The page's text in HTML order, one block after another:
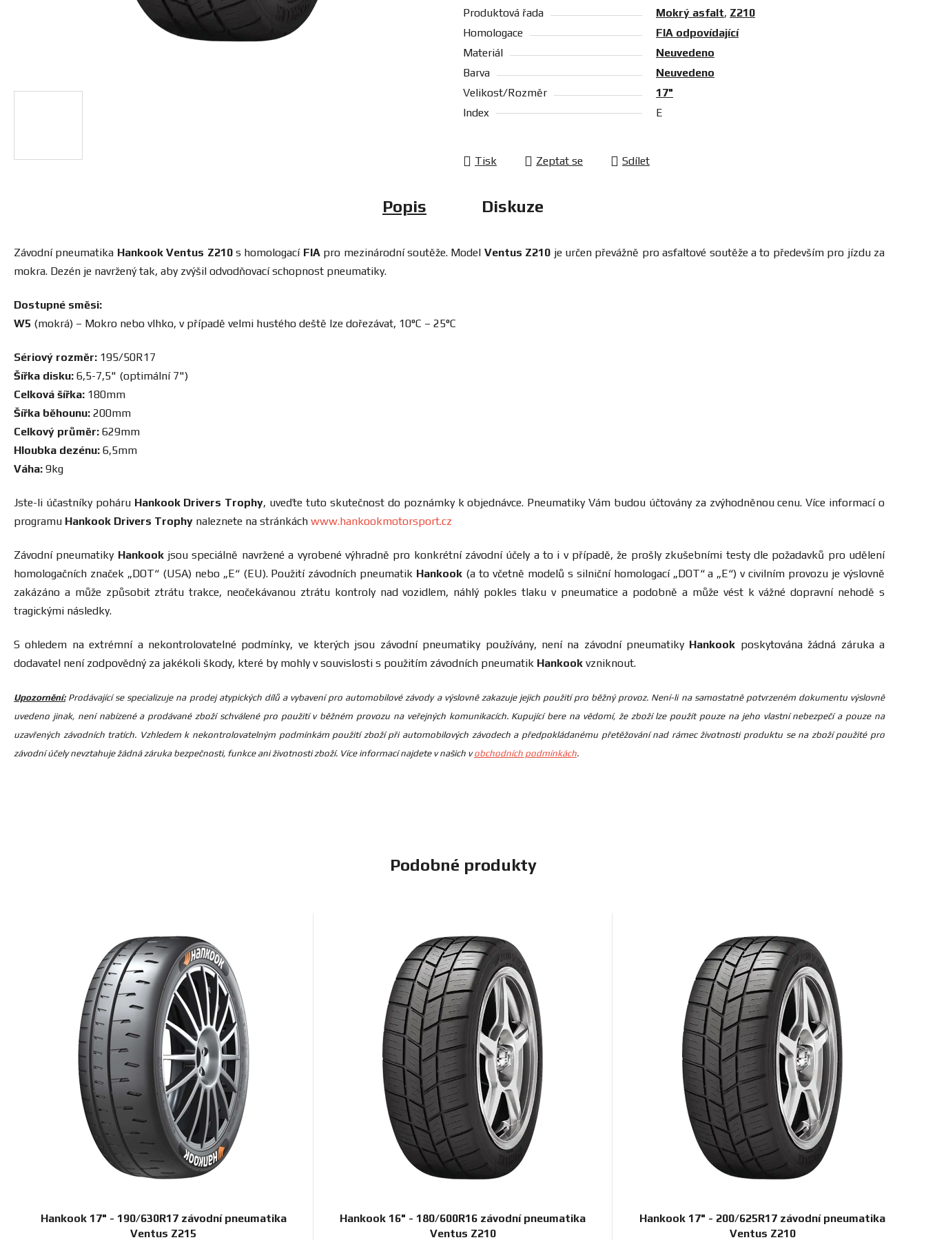
Produktová řada
Mokrý asfalt, Z210
Homologace
FIA odpovídající
Materiál
Neuvedeno
Barva
Neuvedeno
Velikost/Rozměr
17"
Index
E
Tisk Zeptat se Sdílet
Popis Diskuze
Závodní pneumatika Hankook Ventus Z210s homologací FIApro mezinárodní soutěže. Model Ventus Z210 je určen převážně pro asfaltové soutěže a to především pro jízdu za
mokra. Dezén je navržený tak, aby zvýšil odvodňovací schopnost pneumatiky.
Dostupné směsi:
W5 (mokrá) – Mokro nebo vlhko, v případě velmi hustého deště lze dořezávat, 10°C – 25°C
Sériový rozměr: 195/50R17
Šířka disku: 6,5-7,5" (optimální 7")
Celková šířka: 180mm
Šířka běhounu: 200mm
Celkový průměr: 629mm
Hloubka dezénu: 6,5mm
Váha: 9kg
Jste-li účastníky poháru Hankook Drivers Trophy, uveďte tuto skutečnost do poznámky k objednávce. Pneumatiky Vám budou účtovány za zvýhodněnou cenu. Více informací o
programu Hankook Drivers Trophy naleznete na stránkách www.hankookmotorsport.cz
Závodní pneumatiky Hankookjsou speciálně navržené a vyrobené výhradně pro konkrétní závodní účely a to i v případě, že prošly zkušebními testy dle požadavků pro udělení
homologačních značek „DOT“ (USA) nebo „E“ (EU). Použití závodních pneumatik Hankook (a to včetně modelů s silniční homologací „DOT“ a „E“) v civilním provozu je výslovně
zakázáno a může způsobit ztrátu trakce, neočekávanou ztrátu kontroly nad vozidlem, náhlý pokles tlaku v pneumatice a podobně a může vést k vážné dopravní nehodě s
tragickými následky.
S ohledem na extrémní a nekontrolovatelné podmínky, ve kterých jsou závodní pneumatiky používány, není na závodní pneumatiky Hankook poskytována žádná záruka a
dodavatel není zodpovědný za jakékoli škody, které by mohly v souvislosti s použitím závodních pneumatik Hankook vzniknout.
Upozornění:Prodávající se specializuje na prodej atypických dílů a vybavení pro automobilové závody a výslovně zakazuje jejich použití pro běžný provoz. Není-li na samostatně potvrzeném dokumentu výslovně
uvedeno jinak, není nabízené a prodávané zboží schválené pro použití v běžném provozu na veřejných komunikacích. Kupující bere na vědomí, že zboží lze použít pouze na jeho vlastní nebezpečí a pouze na
uzavřených závodních tratích. Vzhledem k nekontrolovatelným podmínkám použití zboží při automobilových závodech a předpokládanému přetěžování nad rámec životnosti produktu se na zboží použité pro
závodní účely nevztahuje žádná záruka bezpečnosti, funkce ani životnosti zboží. Více informací najdete v našich vobchodních podmínkách.
Podobné produkty
Hankook 17" - 190/630R17 závodní pneumatika
Ventus Z215
Hankook 16" - 180/600R16 závodní pneumatika
Ventus Z210
Hankook 17" - 200/625R17 závodní pneumatika
Ventus Z210